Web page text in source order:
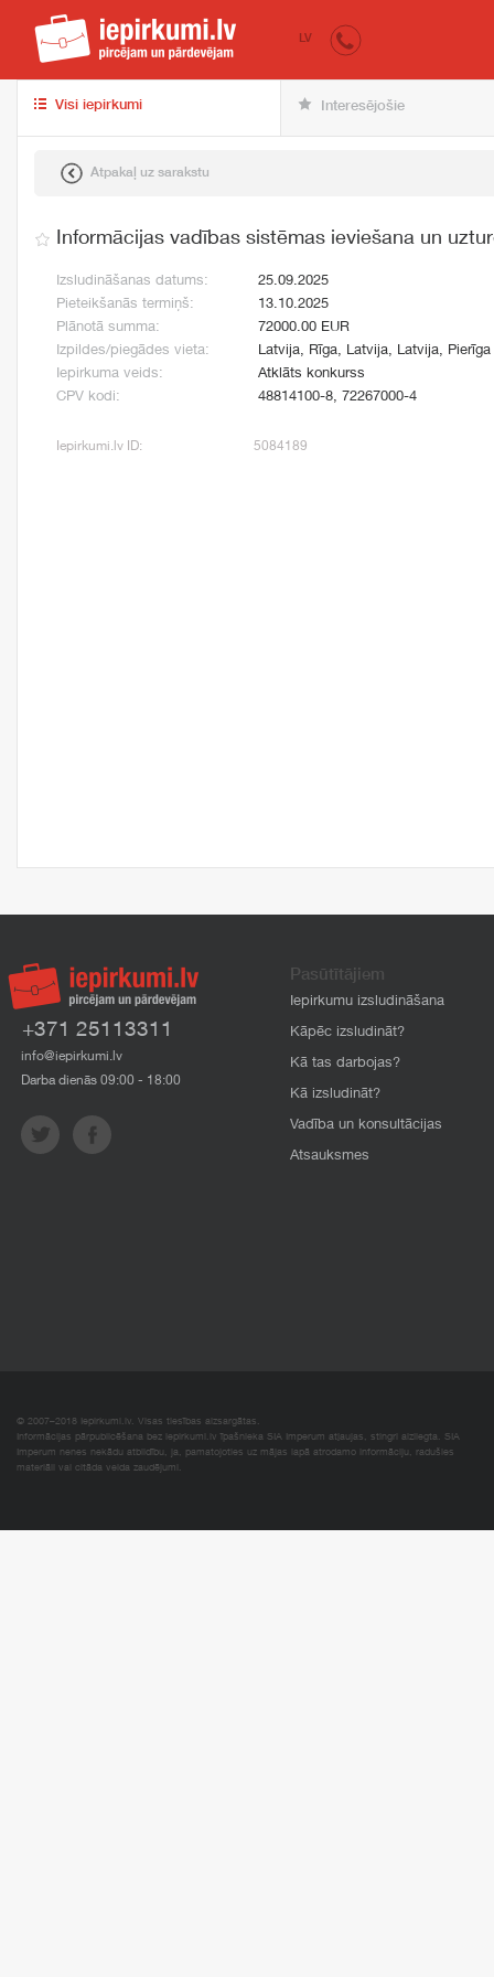
iepirkumi.lv
LV
Visi iepirkumi Interesējošie
Atpakaļ uz sarakstu
Informācijas vadības sistēmas ieviešana un
Izsludināšanas datums:
25.09.2025
Pieteikšanās termiņš:
13.10.2025
Plānotā summa:
72000.00 EUR
Izpildes/piegādes vieta:
Latvija, Rīga, Latvija, Latvija, Pierīga
Iepirkuma veids:
Atklāts konkurss
CPV kodi:
48814100-8, 72267000-4
Iepirkumi.lv ID: 5084189
+371 25113311
info@iepirkumi.lv
Darba dienās 09:00 - 18:00
Pasūtītājiem
Iepirkumu izsludināšana
Kāpēc izsludināt?
Kā tas darbojas?
Kā izsludināt?
Vadība un konsultācijas
Atsauksmes
© 2007–2018 Iepirkumi.lv. Visas tiesības aizsargātas.
Informācijas pārpublicēšana bez iepirkumi.lv īpašnieka SIA Imperum atļaujas, stingri aizliegta. SIA
Imperum nenes nekādu atbildību, ja, pamatojoties uz mājas lapā atrodamo informāciju, radušies
materiāli vai citāda veida zaudējumi.